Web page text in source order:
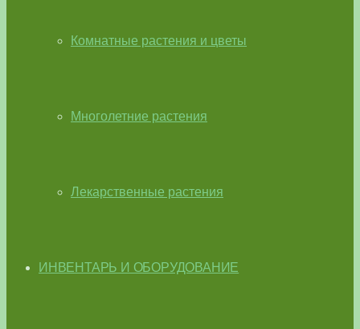
Комнатные растения и цветы
Многолетние растения
Лекарственные растения
ИНВЕНТАРЬ И ОБОРУДОВАНИЕ